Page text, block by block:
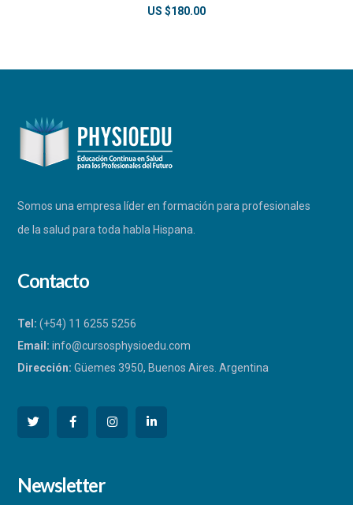
US $180.00
Somos una empresa líder en formación para profesionales
de la salud para toda habla Hispana.
Respondemos a la brevedad
Contacto
Tel: (+54) 11 6255 5256
Email: info@cursosphysioedu.com
Dirección: Güemes 3950, Buenos Aires. Argentina
Newsletter